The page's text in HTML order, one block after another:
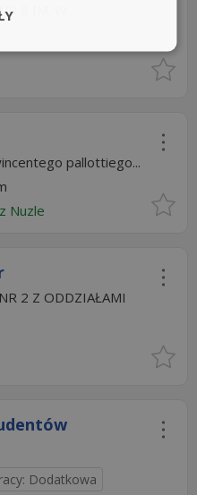
8 IM. W.
pallottiego...
Nuzle
2 Z ODDZIAŁAMI
Dodatkowa